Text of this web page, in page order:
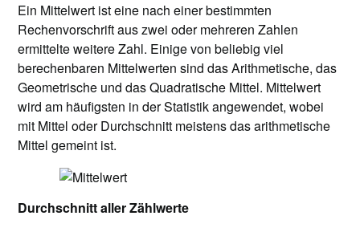
Ein Mittelwert ist eine nach einer bestimmten
Rechenvorschrift aus zwei oder mehreren Zahlen
ermittelte weitere Zahl. Einige von beliebig viel
berechenbaren Mittelwerten sind das Arithmetische, das
Geometrische und das Quadratische Mittel. Mittelwert
wird am häufigsten in der Statistik angewendet, wobei
mit Mittel oder Durchschnitt meistens das arithmetische
Mittel gemeint ist.
Durchschnitt aller Zählwerte